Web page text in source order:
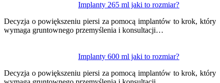
Implanty 265 ml jaki to rozmiar?
Decyzja o powiększeniu piersi za pomocą implantów to krok, który
wymaga gruntownego przemyślenia i konsultacji…
Implanty 600 ml jaki to rozmiar?
Decyzja o powiększeniu piersi za pomocą implantów to krok, który